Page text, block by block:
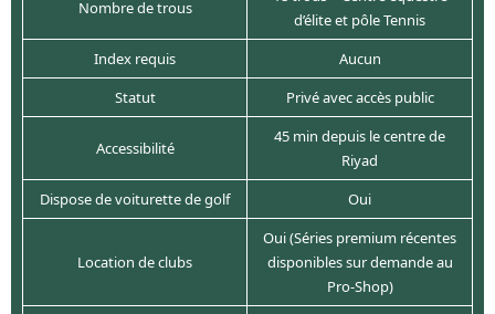
Nombre de trous
d’élite et pôle Tennis
Index requis
Aucun
Statut
Privé avec accès public
Accessibilité
45 min depuis le centre de
Riyad
Dispose de voiturette de golf
Oui
Location de clubs
Oui (Séries premium récentes
disponibles sur demande au
Pro-Shop)